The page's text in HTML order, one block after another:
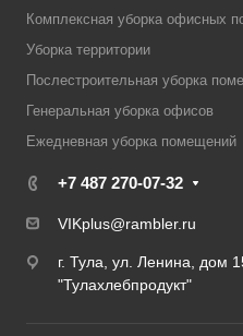
Комплексная уборка офисных
Уборка территории
Послестроительная уборка
Генеральная уборка офисов
Ежедневная уборка помещений
+7 487 270-07-32
VIKplus@rambler.ru
г. Тула, ул. Ленина, дом
"Тулахлебпродукт"